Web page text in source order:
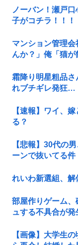
ノーバン！瀬戸
子がコチラ！！！
マンション管理
んか？」俺「猫
霜降り明星粗品
れブチギレ発狂…
【速報】ワイ、
る？
【悲報】30代の
ーンで抜いてる件
れいわ新選組、解
部屋作りゲーム
ュする不具合が発
【画像】大学生